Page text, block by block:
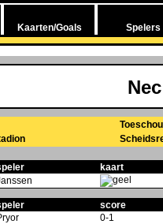
Kaarten/Goals Spelers
Nec
kaart
score
0-1